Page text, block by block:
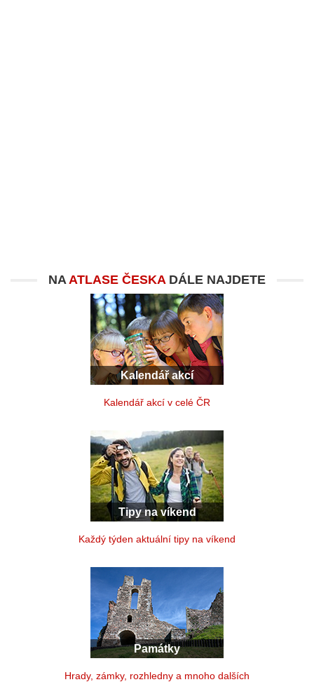
NAATLASE ČESKADÁLE NAJDETE
Kalendář akcí
Kalendář akcí v celé ČR
Tipy na víkend
Každý týden aktuální tipy na víkend
Památky
Hrady, zámky, rozhledny a mnoho dalších